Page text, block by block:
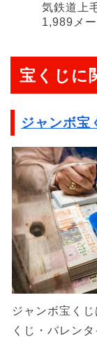
気鉄道上
1,989メ
宝くじに
ジャンボ宝
ジャンボ宝く
くじ・バレン